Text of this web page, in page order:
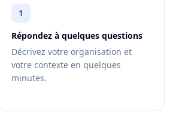
1
Répondez à quelques questions
Décrivez votre organisation et
votre contexte en quelques
minutes.